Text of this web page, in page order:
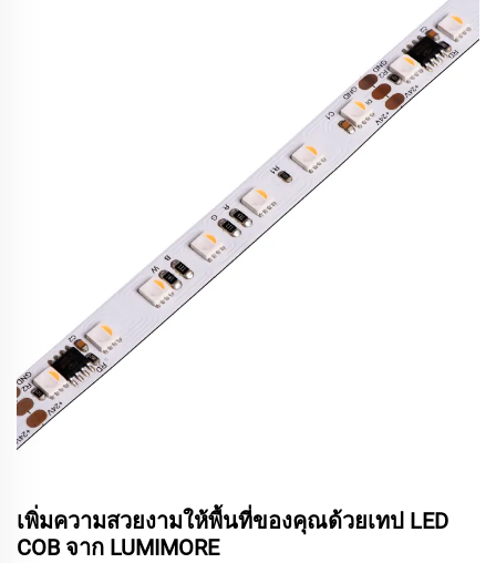
เพิ่มความสวยงามให้พื้นที่ของคุณด้วยเทป LED
COB จาก LUMIMORE